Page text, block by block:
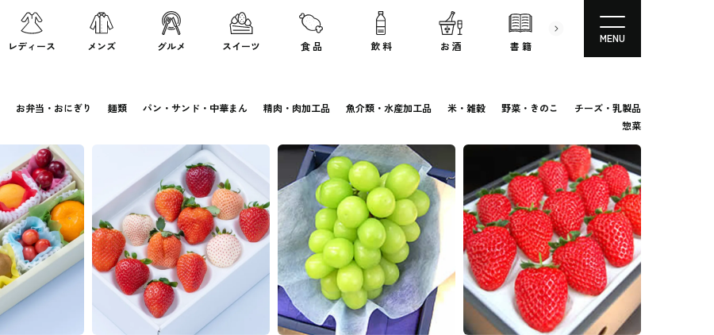
レディース メンズ グルメ スイーツ 食 品 飲 料 お 酒 書 籍 文房具
MENU
お弁当・おにぎり 麺類 パン・サンド・中華まん 精肉・肉加工品 魚介類・水産加工品 米・雑穀 野菜・きのこ
チーズ・乳製品
惣菜